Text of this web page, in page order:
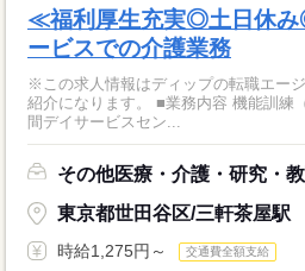
≪福利厚生充実◎土日休
ービスでの介護業務
※この求人情報はディップの転職エー
紹介になります。 ■業務内容 機能訓練
間デイサービスセン...
その他医療・介護・研究・
東京都世田谷区/三軒茶屋駅
時給1,275円～ 交通費全額支給